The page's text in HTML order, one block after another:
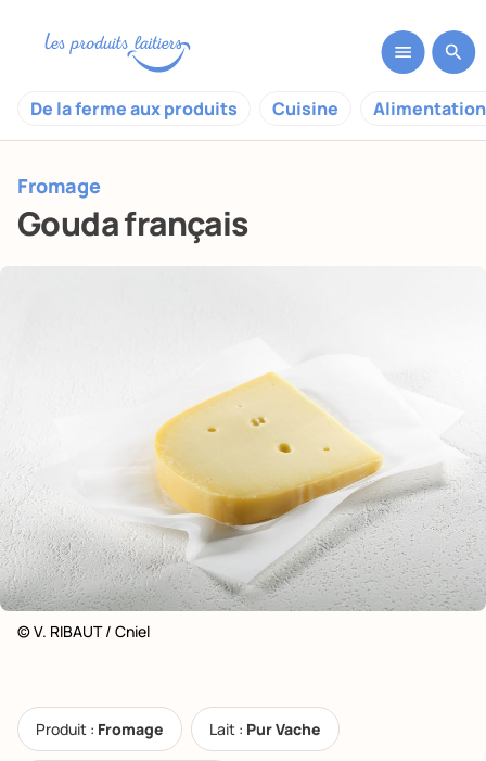
De la ferme aux produits Cuisine
Fromage
Gouda français
© V. RIBAUT / Cniel
Produit : Fromage Lait : Pur Vache